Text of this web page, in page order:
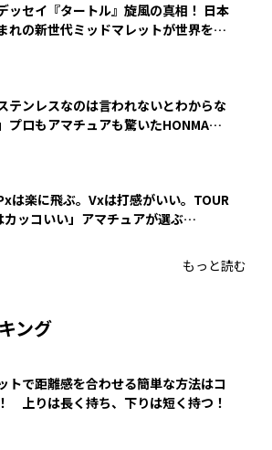
ッセイ『タートル』旋風の真相！ 日本
れの新世代ミッドマレットが世界を席
ステンレスなのは言われないとわからな
プロもアマチュアも驚いたHONMA
Pxは楽に飛ぶ。Vxは打感がいい。TOUR
カッコいい」アマチュアが選ぶ
もっと読む
ング
トで距離感を合わせる簡単な方法はコ
上りは長く持ち、下りは短く持つ！